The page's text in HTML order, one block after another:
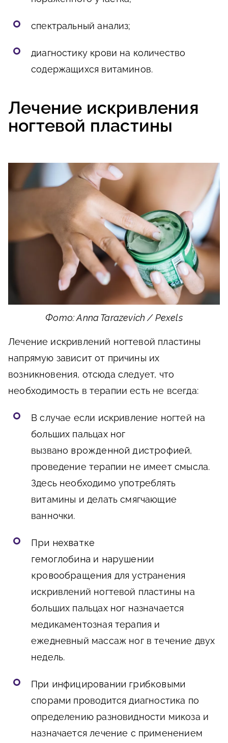
спектральный анализ;
диагностику крови на количество
содержащихся витаминов.
Лечение искривления
ногтевой пластины
Фото: Anna Tarazevich / Pexels
Лечение искривлений ногтевой пластины
напрямую зависит от причины их
возникновения, отсюда следует, что
необходимость в терапии есть не всегда:
В случае если искривление ногтей на
больших пальцах ног
вызвано врожденной дистрофией,
проведение терапии не имеет смысла.
Здесь необходимо употреблять
витамины и делать смягчающие
ванночки.
При нехватке
гемоглобина и нарушении
кровообращения для устранения
искривлений ногтевой пластины на
больших пальцах ног назначается
медикаментозная терапия и
ежедневный массаж ног в течение двух
недель.
При инфицировании грибковыми
спорами проводится диагностика по
определению разновидности микоза и
назначается лечение с применением